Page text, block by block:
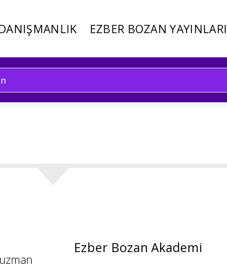
EZBER BOZAN YAYINLARI
Ezber Bozan Akademi